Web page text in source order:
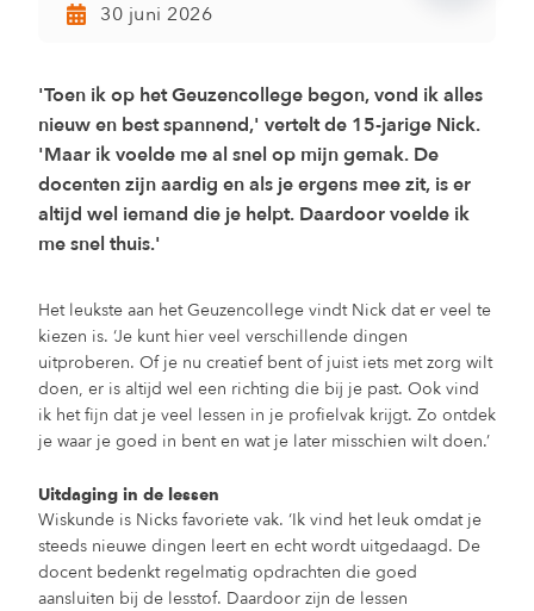
30 juni 2026
'Toen ik op het Geuzencollege begon, vond ik alles
nieuw en best spannend,' vertelt de 15-jarige Nick.
'Maar ik voelde me al snel op mijn gemak. De
docenten zijn aardig en als je ergens mee zit, is er
altijd wel iemand die je helpt. Daardoor voelde ik
me snel thuis.'
Het leukste aan het Geuzencollege vindt Nick dat er veel te
kiezen is. ‘Je kunt hier veel verschillende dingen
uitproberen. Of je nu creatief bent of juist iets met zorg wilt
doen, er is altijd wel een richting die bij je past. Ook vind
ik het fijn dat je veel lessen in je profielvak krijgt. Zo ontdek
je waar je goed in bent en wat je later misschien wilt doen.’
Uitdaging in de lessen
Wiskunde is Nicks favoriete vak. ‘Ik vind het leuk omdat je
steeds nieuwe dingen leert en echt wordt uitgedaagd. De
docent bedenkt regelmatig opdrachten die goed
aansluiten bij de lesstof. Daardoor zijn de lessen